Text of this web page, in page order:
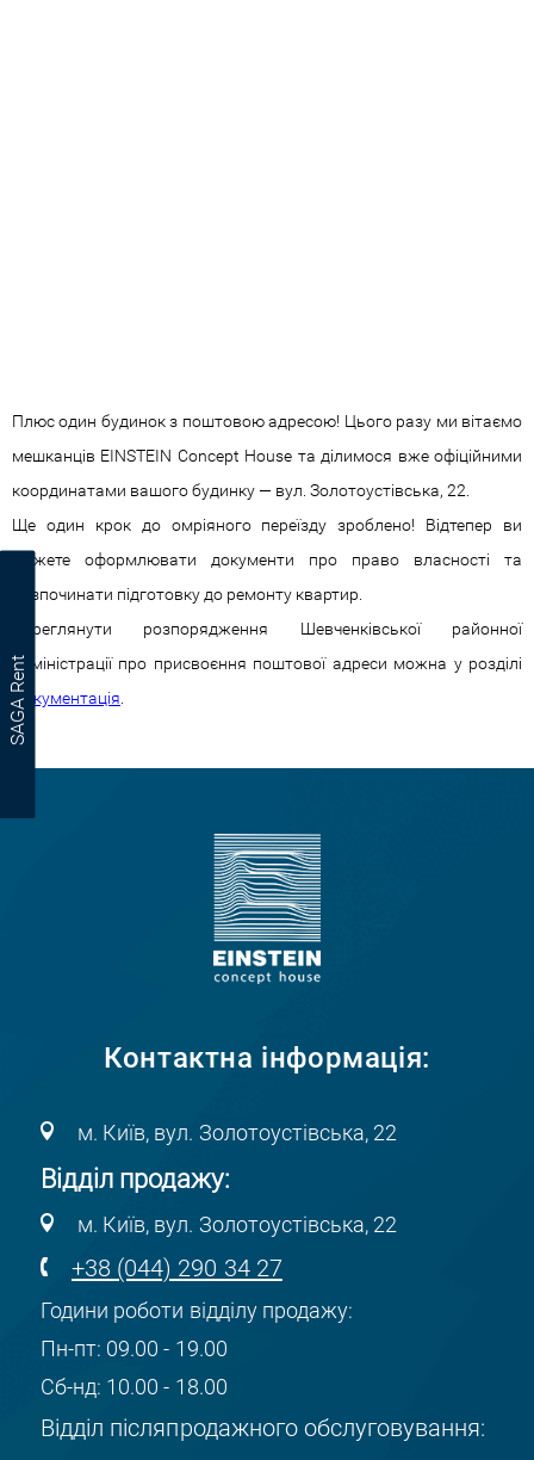
SAGA Rent
Плюс один будинок з поштовою адресою! Цього разу ми вітаємо
мешканців EINSTEIN Concept House та ділимося вже офіційними
координатами вашого будинку— вул. Золотоустівська, 22.
Ще один крок до омріяного переїзду зроблено! Відтепер ви
можете оформлювати документи про право власності та
розпочинати підготовку до ремонту квартир.
Переглянути
розпорядження Шевченківської районної
адміністрації про присвоєння поштової адреси можна у розділі
Документація
Контактна інформація:
м. Київ, вул. Золотоустівська, 22
Відділ продажу:
м. Київ, вул. Золотоустівська, 22
+38 (044) 290 34 27
Години роботи відділу продажу:
Пн-пт: 09.00 - 19.00
Сб-нд: 10.00 - 18.00
Відділ післяпродажного обслуговування: